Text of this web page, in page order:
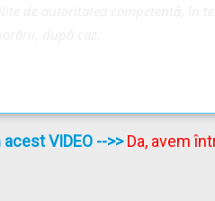
de autoritatea competentă, în
după caz.
VIDEO -->>Da, avem